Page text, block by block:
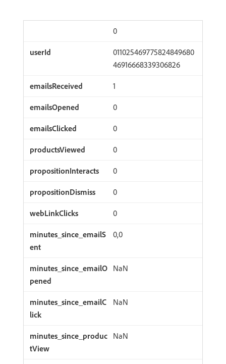
0
011025469775824849680
46916668339306826
1
0
0
0
0
0
0
0,0
NaN
NaN
NaN